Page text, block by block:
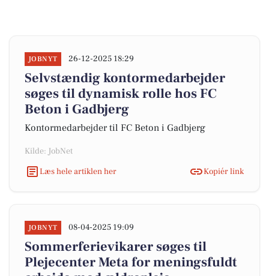
JOBNYT 26-12-2025 18:29
Selvstændig kontormedarbejder
søges til dynamisk rolle hos FC
Beton i Gadbjerg
Kontormedarbejder til FC Beton i Gadbjerg
Kilde: JobNet
Læs hele artiklen her
Kopiér link
JOBNYT 08-04-2025 19:09
Sommerferievikarer søges til
Plejecenter Meta for meningsfuldt